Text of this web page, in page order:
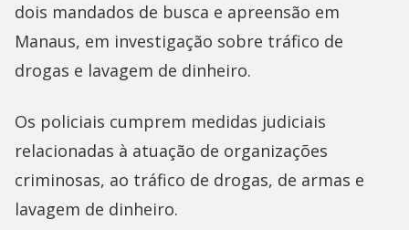
dois mandados de busca e apreensão em
Manaus, em investigação sobre tráfico de
drogas e lavagem de dinheiro.
Os policiais cumprem medidas judiciais
relacionadas à atuação de organizações
criminosas, ao tráfico de drogas, de armas e
lavagem de dinheiro.